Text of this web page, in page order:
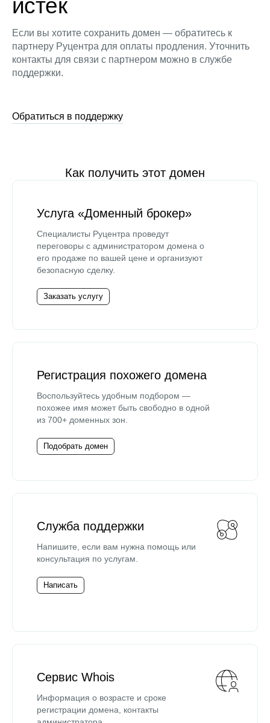
истек
Если вы хотите сохранить домен — обратитесь к
партнеру Руцентра для оплаты продления. Уточнить
контакты для связи с партнером можно в службе
поддержки.
Обратиться в поддержку
Как получить этот домен
Услуга «Доменный брокер»
Специалисты Руцентра проведут
переговоры с администратором домена о
его продаже по вашей цене и организуют
безопасную сделку.
Заказать услугу
Регистрация похожего домена
Воспользуйтесь удобным подбором —
похожее имя может быть свободно в одной
из 700+ доменных зон.
Подобрать домен
Служба поддержки
Напишите, если вам нужна помощь или
консультация по услугам.
Написать
Сервис Whois
Информация о возрасте и сроке
регистрации домена, контакты